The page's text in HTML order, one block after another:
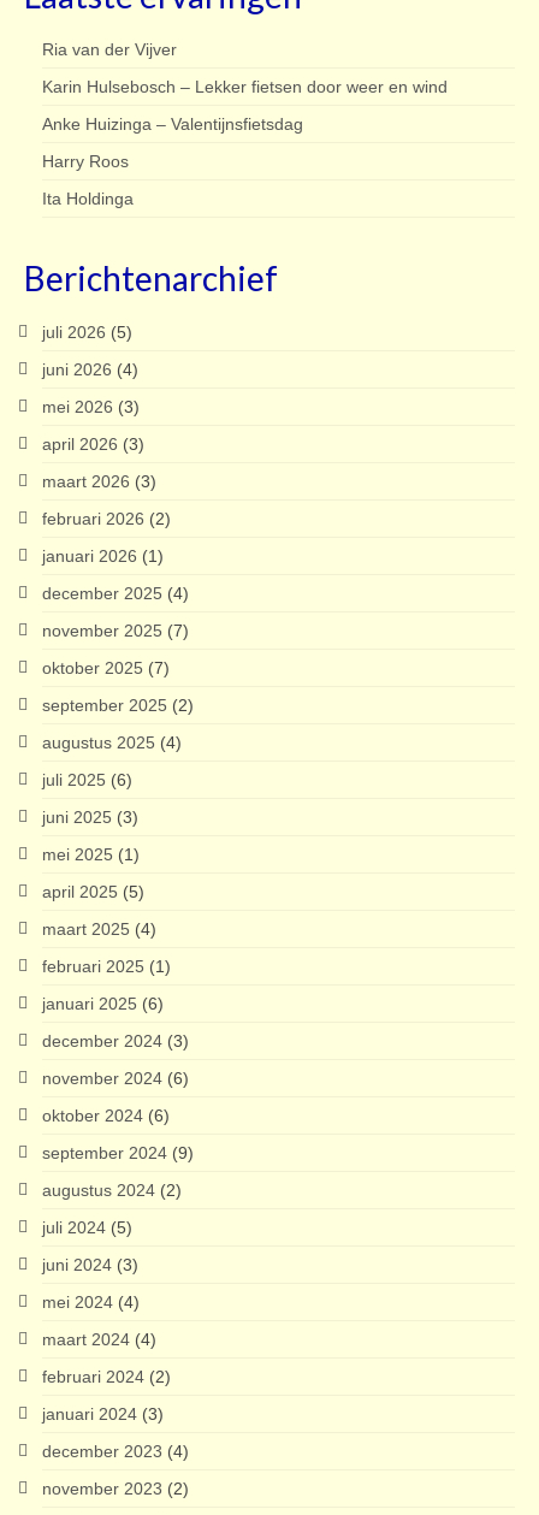
Ria van der Vijver
Karin Hulsebosch – Lekker fietsen door weer en wind
Anke Huizinga – Valentijnsfietsdag
Harry Roos
Ita Holdinga
Berichtenarchief
juli 2026 (5)
juni 2026 (4)
mei 2026 (3)
april 2026 (3)
maart 2026 (3)
februari 2026 (2)
januari 2026 (1)
december 2025 (4)
november 2025 (7)
oktober 2025 (7)
september 2025 (2)
augustus 2025 (4)
juli 2025 (6)
juni 2025 (3)
mei 2025 (1)
april 2025 (5)
maart 2025 (4)
februari 2025 (1)
januari 2025 (6)
december 2024 (3)
november 2024 (6)
oktober 2024 (6)
september 2024 (9)
augustus 2024 (2)
juli 2024 (5)
juni 2024 (3)
mei 2024 (4)
maart 2024 (4)
februari 2024 (2)
januari 2024 (3)
december 2023 (4)
november 2023 (2)